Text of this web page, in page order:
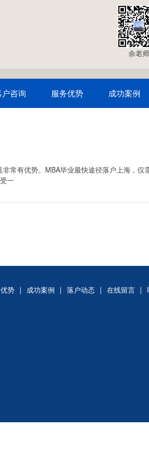
余老师
咨询 服务优势 成功案例
非常有优势。MBA毕业最快途径落户上海，
一
势 | 成功案例 | 落户动态 | 在线留言 |